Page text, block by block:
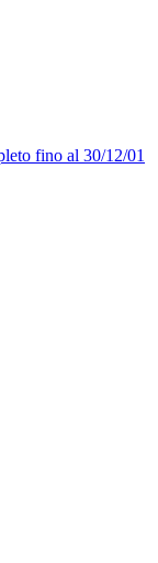
fino al 30/12/01